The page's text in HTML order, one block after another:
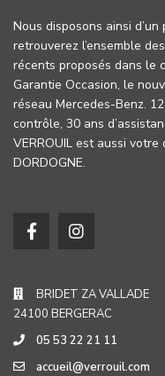
Nous disposons ainsi
retrouverez l’ensemble
récents proposés dans le
Garantie Occasion, le
réseau Mercedes-Benz.
contrôle, 30 ans
VERROUIL est aussi
DORDOGNE.
BRIDET ZA VALLADE
24100 BERGERAC
05 53 22 21 11
accueil@verrouil.com